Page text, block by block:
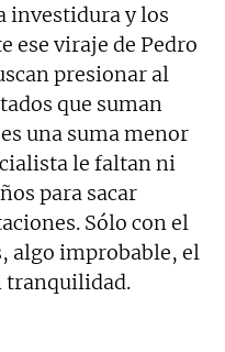
investidura y los
ese viraje de Pedro
presionar al
que suman
una suma menor
le faltan ni
para sacar
Sólo con el
algo improbable, el
tranquilidad.